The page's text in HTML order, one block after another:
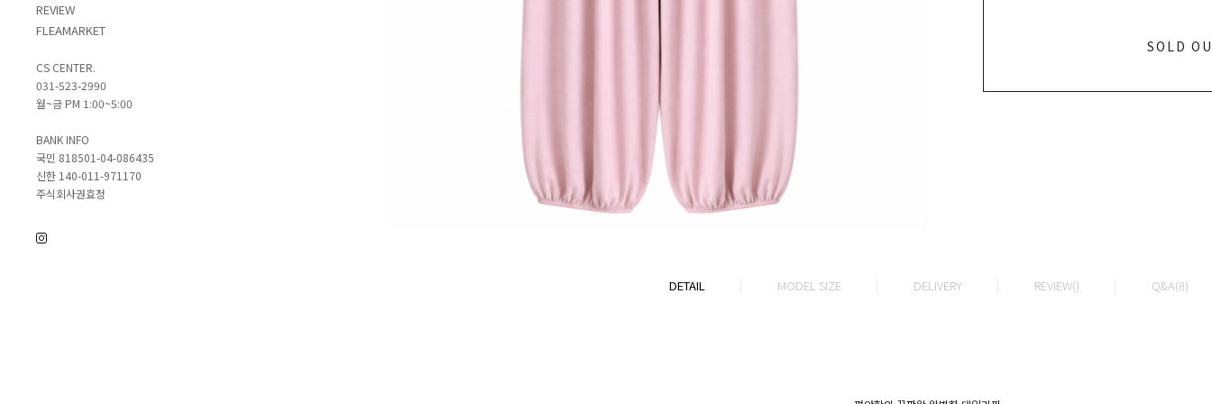
REVIEW
FLEAMARKET
CS CENTER.
031-523-2990
월~금 PM 1:00~5:00
BANK INFO
국민 818501-04-086435
신한 140-011-971170
주식회사권효정
SOLD
DETAIL MODEL SIZE DELIVERY REVIEW() Q&A(8)